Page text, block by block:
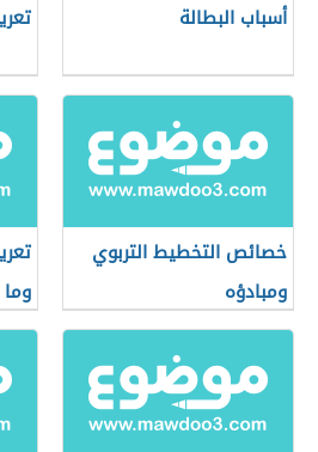
أسباب البطالة
خصائص التخطيط التربوي
ومبادؤه